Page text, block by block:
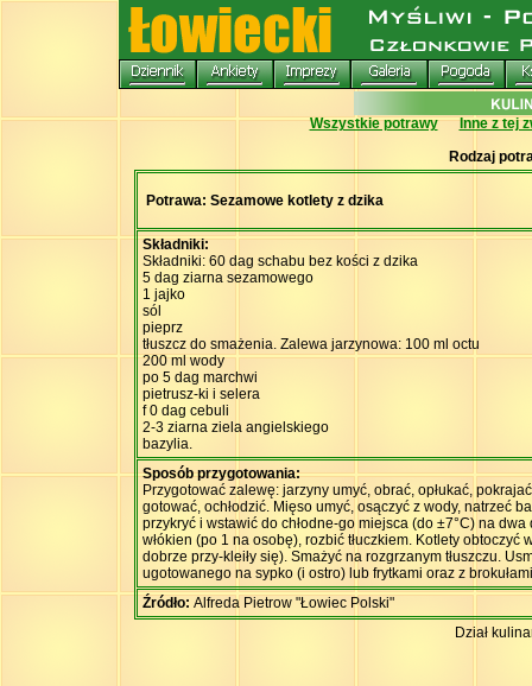
Wszystkie potrawy
Inne z tej
Rodzaj
Potrawa: Sezamowe kotlety z dzika
Składniki:
Składniki: 60 dag schabu bez kości z dzika
5 dag ziarna sezamowego
1 jajko
sól
pieprz
tłuszcz do smażenia. Zalewa jarzynowa: 100 ml octu
200 ml wody
po 5 dag marchwi
pietrusz-ki i selera
f 0 dag cebuli
2-3 ziarna ziela angielskiego
bazylia.
Sposób przygotowania:
Przygotować zalewę: jarzyny umyć, obrać, opłukać,
gotować, ochłodzić. Mięso umyć, osączyć z wody, natrzeć
przykryć i wstawić do chłodne-go miejsca (do ±7°C) na
włókien (po 1 na osobę), rozbić tłuczkiem. Kotlety
dobrze przy-kleiły się). Smażyć na rozgrzanym tłuszczu.
ugotowanego na sypko (i ostro) lub frytkami oraz z
Źródło: Alfreda Pietrow "Łowiec Polski"
Dział